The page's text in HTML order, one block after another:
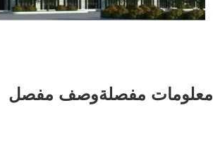
معلومات مفصلةوصف مفصل